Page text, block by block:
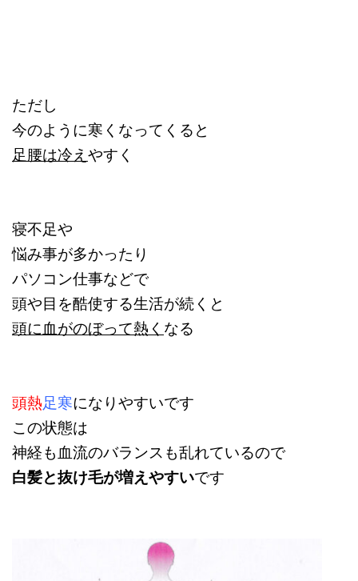
ただし
今のように寒くなってくると
足腰は冷え やすく
寝不足や
悩み事が多かったり
パソコン仕事などで
頭や目を酷使する生活が続くと
頭に血がのぼって熱く なる
頭熱足寒になりやすいです
この状態は
神経も血流のバランスも乱れているので
白髪と抜け毛が増えやすいです